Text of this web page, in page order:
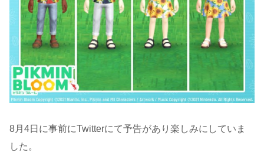
8月4日に事前にTwitterにて予告があり楽しみにしていま
した。